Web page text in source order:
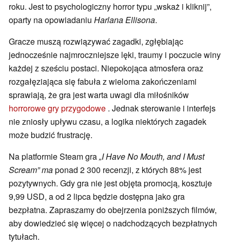
roku. Jest to psychologiczny horror typu „wskaż i kliknij”,
oparty na opowiadaniu Harlana Ellisona.
Gracze muszą rozwiązywać zagadki, zgłębiając
jednocześnie najmroczniejsze lęki, traumy i poczucie winy
każdej z sześciu postaci. Niepokojąca atmosfera oraz
rozgałęziająca się fabuła z wieloma zakończeniami
sprawiają, że gra jest warta uwagi dla miłośników
horrorowe gry przygodowe . Jednak sterowanie i interfejs
nie zniosły upływu czasu, a logika niektórych zagadek
może budzić frustrację.
Na platformie Steam gra„I Have No Mouth, and I Must
Scream” maponad 2 300 recenzji, z których 88% jest
pozytywnych. Gdy gra nie jest objęta promocją, kosztuje
9,99 USD, a od 2 lipca będzie dostępna jako gra
bezpłatna. Zapraszamy do obejrzenia poniższych filmów,
aby dowiedzieć się więcej o nadchodzących bezpłatnych
tytułach.